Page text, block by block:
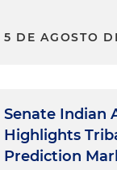
5 DE AGOSTO
Senate Indian
Highlights
Prediction